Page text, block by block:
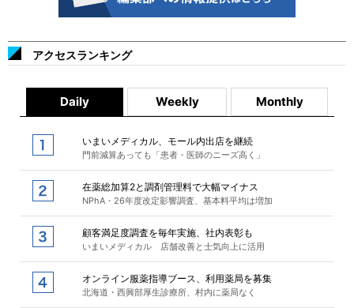
アクセスランキング
Daily Weekly Monthly
いまいメディカル、モール内出店を継続
門前減算あっても「患者・医師のニーズ高く」
在薬総加算2と調剤管理料で大幅マイナス
NPhA・26年度改定影響調査、基本料平均は増加
顧客満足度調査を毎年実施、社内表彰も
いまいメディカル 店舗改善と士気向上に活用
オンライン服薬指導ブース、利用薬局を募集
北海道・西興部厚生診療所、村内に薬局なく